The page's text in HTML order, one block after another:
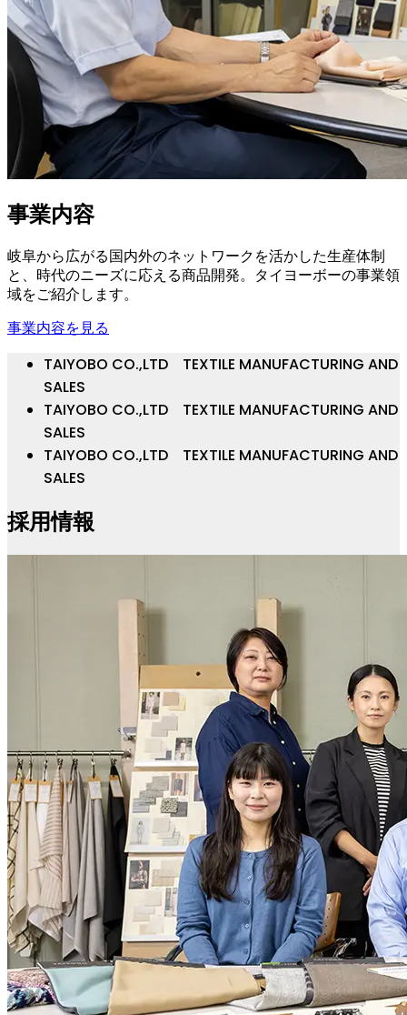
事業内容
岐阜から広がる国内外のネットワークを活かした生産体制
と、時代のニーズに応える商品開発。タイヨーボーの事業領
域をご紹介します。
事業内容を見る
TAIYOBO CO.,LTD TEXTILE MANUFACTURING AND
SALES
TAIYOBO CO.,LTD TEXTILE MANUFACTURING AND
SALES
TAIYOBO CO.,LTD TEXTILE MANUFACTURING AND
SALES
採用情報